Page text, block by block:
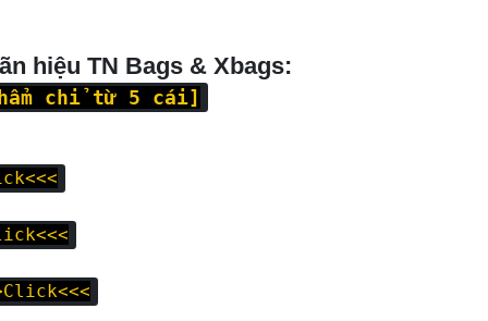
hiệu TN Bags & Xbags:
chỉ từ 5 cái]